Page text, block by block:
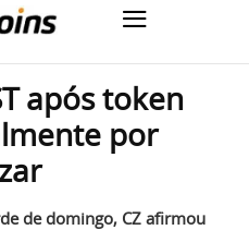
após token
por
de domingo, CZ afirmou